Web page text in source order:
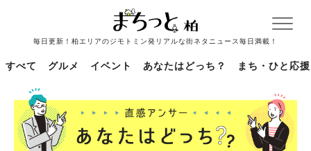
毎日更新！柏エリアのジモトミン発リアルな街ネタニュース毎日満載！
すべて グルメ イベント あなたはどっち？ まち・ひと応援